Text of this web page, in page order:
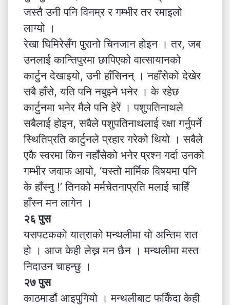
जस्तै उनी पनि विनम्र र गम्भीर तर रमाइलो
लाग्यो ।
रेखा घिमिरेसँग पुरानो चिनजान होइन । तर, जब
उनलाई कान्तिपुरमा छापिएको वात्सायानको
कार्टुन देखाइयो, उनी हाँसिनन् । नहाँसेको देखेर
सबै हाँसे, यति पनि नबुझ्ने भनेर । के रहेछ
कार्टुनमा भनेर मैले पनि हेरें । पशुपतिनाथले
सबैलाई होइन, सबैले पशुपतिनाथलाई रक्षा गर्नुपर्ने
स्थितिप्रति कार्टुनले प्रहार गरेको थियो । सबैले
एकै स्वरमा किन नहाँसेको भनेर प्रश्न गर्दा उनको
गम्भीर जवाफ आयो, ‘यस्तो मार्मिक विषयमा पनि
के हाँस्नु !’ तिनको मर्मचेतनाप्रति मलाई चाहिँ
हाँस्न मन लागेन ।
२६ पुस
यसपटकको यात्राको मन्थलीमा यो अन्तिम रात
हो । आज केही लेख्न मन छैन । मन्थलीमा मस्त
निदाउन चाहन्छु ।
२७ पुस
काठमाडौं आइपुगियो । मन्थलीबाट फर्किंदा केही